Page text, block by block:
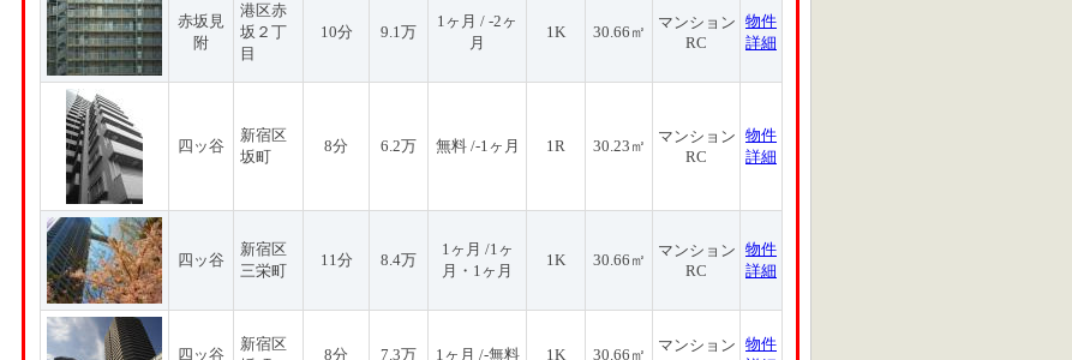
赤坂見
附
港区赤
坂２丁
目
10分 9.1万
1ヶ月 / -2ヶ
月
1K 30.66㎡
マンション
RC
物件
詳細
四ッ谷
新宿区
坂町
8分 6.2万 無料 /-1ヶ月 1R 30.23㎡
マンション
RC
物件
詳細
四ッ谷
新宿区
三栄町
11分 8.4万
1ヶ月 /1ヶ
月・1ヶ月
1K 30.66㎡
マンション
RC
物件
詳細
四ッ谷
新宿区
8分 7.3万 1ヶ月 /-無料 1K 30.66㎡
マンション 物件